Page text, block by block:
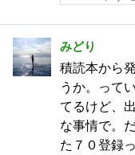
みどり
積読本から
うか。って
てるけど、
な事情で。
た７０登録